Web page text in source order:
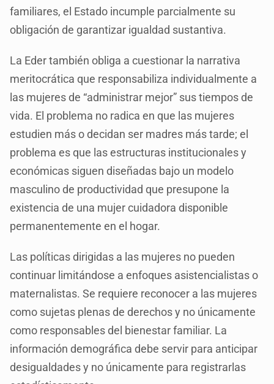
familiares, el Estado incumple parcialmente su
obligación de garantizar igualdad sustantiva.
La Eder también obliga a cuestionar la narrativa
meritocrática que responsabiliza individualmente a
las mujeres de “administrar mejor” sus tiempos de
vida. El problema no radica en que las mujeres
estudien más o decidan ser madres más tarde; el
problema es que las estructuras institucionales y
económicas siguen diseñadas bajo un modelo
masculino de productividad que presupone la
existencia de una mujer cuidadora disponible
permanentemente en el hogar.
Las políticas dirigidas a las mujeres no pueden
continuar limitándose a enfoques asistencialistas o
maternalistas. Se requiere reconocer a las mujeres
como sujetas plenas de derechos y no únicamente
como responsables del bienestar familiar. La
información demográfica debe servir para anticipar
desigualdades y no únicamente para registrarlas